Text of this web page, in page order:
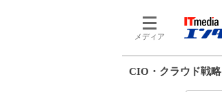
メディア
CIO・クラウド戦略